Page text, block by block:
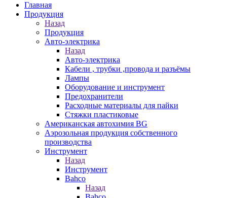
Главная
Продукция
Назад
Продукция
Авто-электрика
Назад
Авто-электрика
Кабели , трубки ,провода и разъёмы
Лампы
Оборудование и инструмент
Предохранители
Расходные материалы для пайки
Стяжки пластиковые
Американская автохимия BG
Аэрозольная продукция собственного
производства
Инструмент
Назад
Инструмент
Bahco
Назад